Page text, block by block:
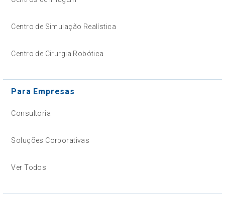
Centro de Simulação Realística
Centro de Cirurgia Robótica
Para Empresas
Consultoria
Soluções Corporativas
Ver Todos